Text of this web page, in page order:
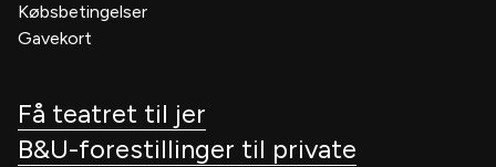
Købsbetingelser
Gavekort
Få teatret til jer
B&U-forestillinger til private